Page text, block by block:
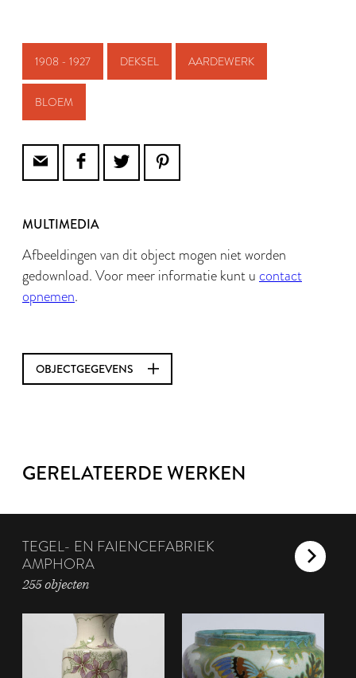
1908 - 1927 DEKSEL AARDEWERK
BLOEM
MULTIMEDIA
Afbeeldingen van dit object mogen niet worden
gedownload. Voor meer informatie kunt u contact
opnemen.
OBJECTGEGEVENS
GERELATEERDE WERKEN
TEGEL- EN FAIENCEFABRIEK
AMPHORA
255 objecten